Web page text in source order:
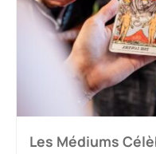
Les Médiums